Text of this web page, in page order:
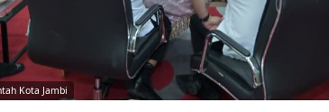
Kota Jambi